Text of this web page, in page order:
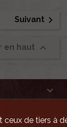
Suivant 
en haut 

de tiers à